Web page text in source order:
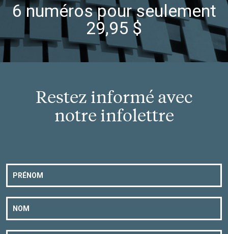
6 numéros pour seulement
29,95 $
Restez informé avec
notre infolettre